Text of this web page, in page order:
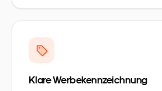
Klare Werbekennzeichnung